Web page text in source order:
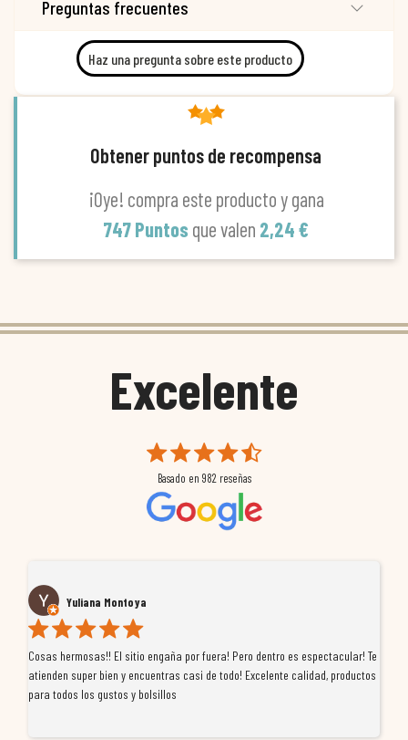
Preguntas frecuentes
Haz una pregunta sobre este producto
Obtener puntos de recompensa
¡Oye! compra este producto y gana
747 Puntos que valen 2,24 €
Excelente
Basado en 982 reseñas
Yuliana Montoya
Cosas hermosas!! El sitio engaña por fuera! Pero dentro es espectacular! Te
atienden super bien y encuentras casi de todo! Excelente calidad, productos
para todos los gustos y bolsillos